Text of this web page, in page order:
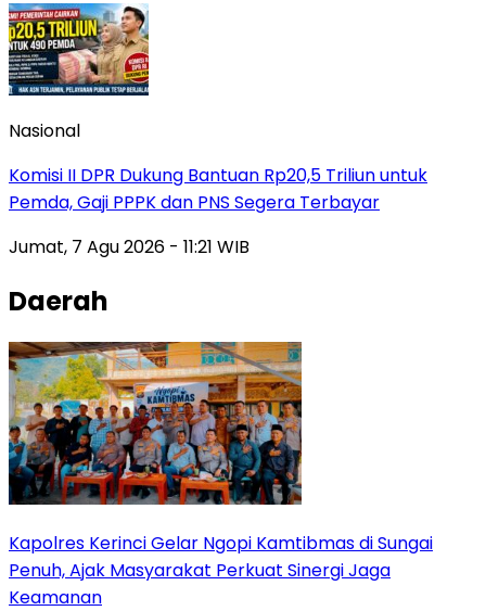
Nasional
Komisi II DPR Dukung Bantuan Rp20,5 Triliun untuk
Pemda, Gaji PPPK dan PNS Segera Terbayar
Jumat, 7 Agu 2026 - 11:21 WIB
Daerah
Kapolres Kerinci Gelar Ngopi Kamtibmas di Sungai
Penuh, Ajak Masyarakat Perkuat Sinergi Jaga
Keamanan